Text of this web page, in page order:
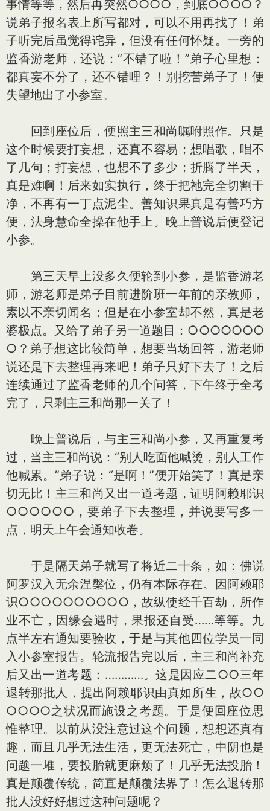
事情等等，然后再突然○○○○，到底○○○○？
说弟子报名表上所写都对，可以不用再找了！弟
子听完后虽觉得诧异，但没有任何怀疑。一旁的
监香游老师，还说：“不错了啦！”弟子心里想：
都真妄不分了，还不错哩？！别挖苦弟子了！便
失望地出了小参室。
回到座位后，便照主三和尚嘱咐照作。只是
这个时候要打妄想，还真不容易；想唱歌，唱不
了几句；打妄想，也想不了多少；折腾了半天，
真是难啊！后来如实执行，终于把祂完全切割干
净，不再有一丁点泥尘。善知识果真是有善巧方
便，法身慧命全操在他手上。晚上普说后便登记
小参。
第三天早上没多久便轮到小参，是监香游老
师，游老师是弟子目前进阶班一年前的亲教师，
素以不亲切闻名；但是在小参室却不然，真是老
婆极点。又给了弟子另一道题目：○○○○○○○
○？弟子想这比较简单，想要当场回答，游老师
说还是下去整理再来吧！弟子只好下去了！之后
连续通过了监香老师的几个问答，下午终于全考
完了，只剩主三和尚那一关了！
晚上普说后，与主三和尚小参，又再重复考
过，当主三和尚说：“别人吃面他喊烫，别人工作
他喊累。”弟子说：“是啊！”便开始笑了！真是亲
切无比！主三和尚又出一道考题，证明阿赖耶识
○○○○○○，要弟子下去整理，并说要写多一
点，明天上午会通知收卷。
于是隔天弟子就写了将近二十条，如：佛说
阿罗汉入无余涅槃位，仍有本际存在。因阿赖耶
识○○○○○○○○○○，故纵使经千百劫，所作
业不亡，因缘会遇时，果报还自受……等等。九
点半左右通知要验收，于是与其他四位学员一同
入小参室报告。轮流报告完以后，主三和尚补充
后又出一道考题：…………。这是因应二○○三年
退转那批人，提出阿赖耶识由真如所生，故○○
○○○○之状况而施设之考题。于是便回座位思
惟整理。以前从没注意过这个问题，想想还真有
趣，而且几乎无法生活，更无法死亡，中阴也是
问题一堆，要投胎就更麻烦了！几乎无法投胎！
真是颠覆传统，简直是颠覆法界了！怎么退转那
批人没好好想过这种问题呢？